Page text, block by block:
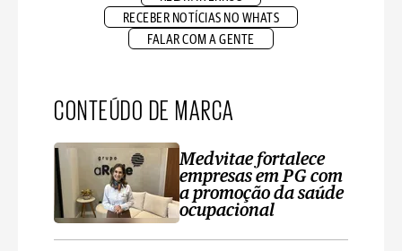
RECEBER NOTÍCIAS NO WHATS
FALAR COM A GENTE
CONTEÚDO DE MARCA
Medvitae fortalece
empresas em PG com
a promoção da saúde
ocupacional